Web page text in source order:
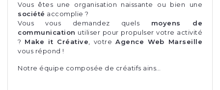
Vous êtes une organisation naissante ou bien une
société accomplie ?
Vous vous demandez quels moyens de
communication utiliser pour propulser votre activité
? Make it Créative, votreAgence Web Marseille
vous répond !
Notre équipe composée de créatifs ains…